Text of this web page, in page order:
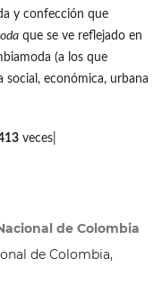
y confección que
que se ve reflejado en
(a los que
social, económica, urbana
veces|
de Colombia
de Colombia,